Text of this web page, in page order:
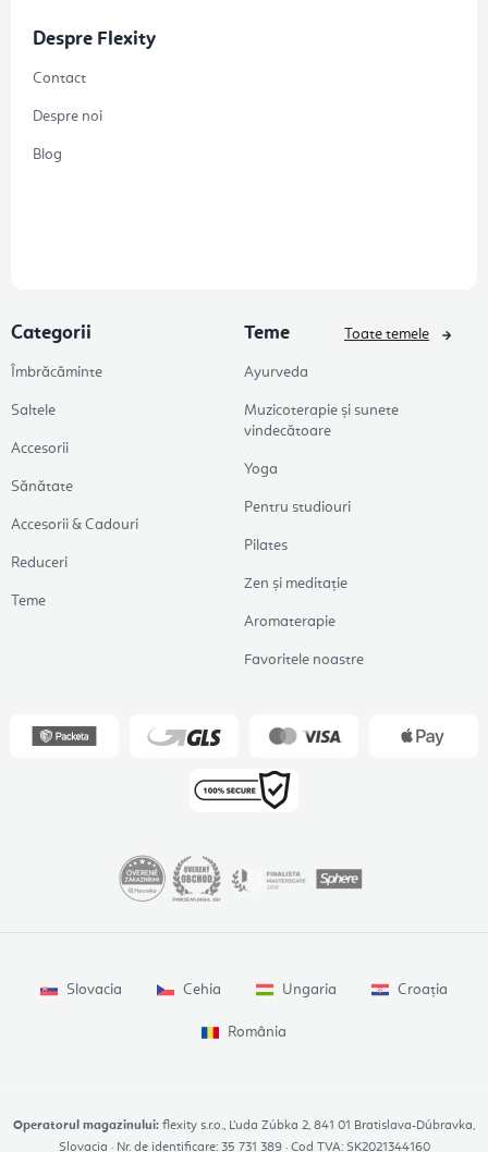
Despre Flexity
Contact
Despre noi
Blog
Categorii
Îmbrăcăminte
Saltele
Accesorii
Sănătate
Accesorii & Cadouri
Reduceri
Teme
Teme
Ayurveda
Muzicoterapie și sunete
vindecătoare
Yoga
Pentru studiouri
Pilates
Zen și meditație
Aromaterapie
Favoritele noastre
Toate temele
Slovacia Cehia Ungaria Croația
România
Operatorul magazinului: flexity s.r.o., Ľuda Zúbka 2, 841 01 Bratislava-Dúbravka,
Slovacia · Nr. de identificare: 35 731 389 · Cod TVA: SK2021344160